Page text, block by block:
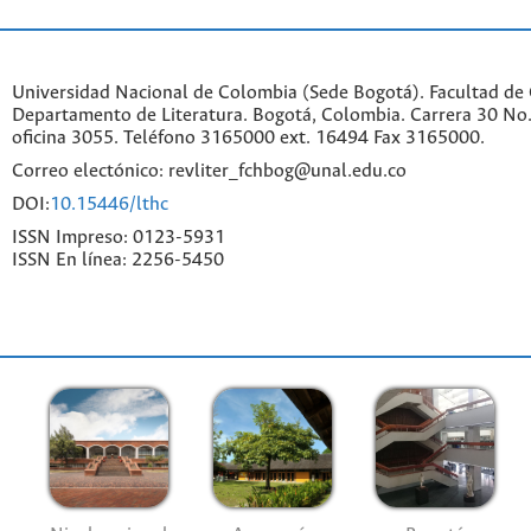
Universidad Nacional de Colombia (Sede Bogotá). Facultad de
Departamento de Literatura. Bogotá, Colombia. Carrera 30
oficina 3055. Teléfono 3165000 ext. 16494 Fax 3165000.
Correo electónico: revliter_fchbog@unal.edu.co
DOI:10.15446/lthc
ISSN Impreso: 0123-5931
ISSN En línea: 2256-5450